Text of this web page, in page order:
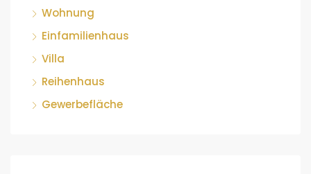
Wohnung
Einfamilienhaus
Villa
Reihenhaus
Gewerbefläche